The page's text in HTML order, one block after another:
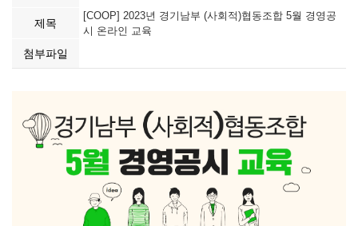
제목
[COOP] 2023년 경기남부 (사회적)협동조합 5월 경영공
시 온라인 교육
첨부파일